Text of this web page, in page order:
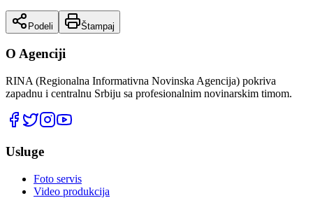
Podeli Štampaj
O Agenciji
RINA (Regionalna Informativna Novinska Agencija) pokriva
zapadnu i centralnu Srbiju sa profesionalnim novinarskim timom.
Usluge
Foto servis
Video produkcija